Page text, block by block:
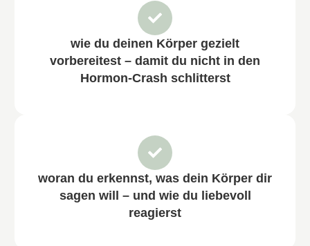
wie du deinen Körper gezielt
vorbereitest – damit du nicht in den
Hormon-Crash schlitterst
woran du erkennst, was dein Körper dir
sagen will – und wie du liebevoll
reagierst